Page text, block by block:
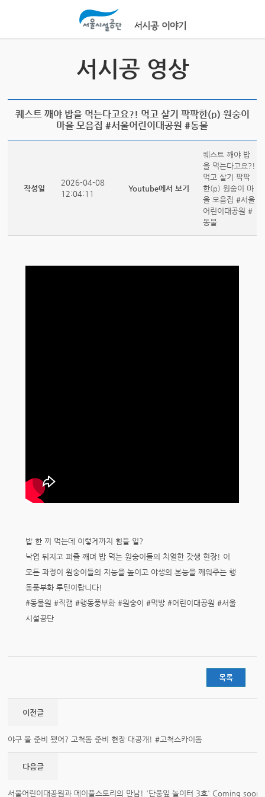
서시공 영상
퀘스트 깨야 밥을 먹는다고요?! 먹고 살기 팍팍한(p) 원숭이
마을 모음집 #서울어린이대공원 #동물
작성일
2026-04-08
12:04:11
Youtube에서 보기
퀘스트 깨야 밥
을 먹는다고요?!
먹고 살기 팍팍
한(p) 원숭이 마
을 모음집 #서울
어린이대공원 #
동물
밥 한 끼 먹는데 이렇게까지 힘들 일?
낙엽 뒤지고 퍼즐 깨며 밥 먹는 원숭이들의 치열한 갓생 현장! 이
모든 과정이 원숭이들의 지능을 높이고 야생의 본능을 깨워주는 행
동풍부화 루틴이랍니다!
#동물원 #직캠 #행동풍부화 #원숭이 #먹방 #어린이대공원 #서울
시설공단
목록
이전글
야구 볼 준비 됐어? 고척돔 준비 현장 대공개! #고척스카이돔
다음글
서울어린이대공원과 메이플스토리의 만남! '단풍잎 놀이터 3호' Coming soon!